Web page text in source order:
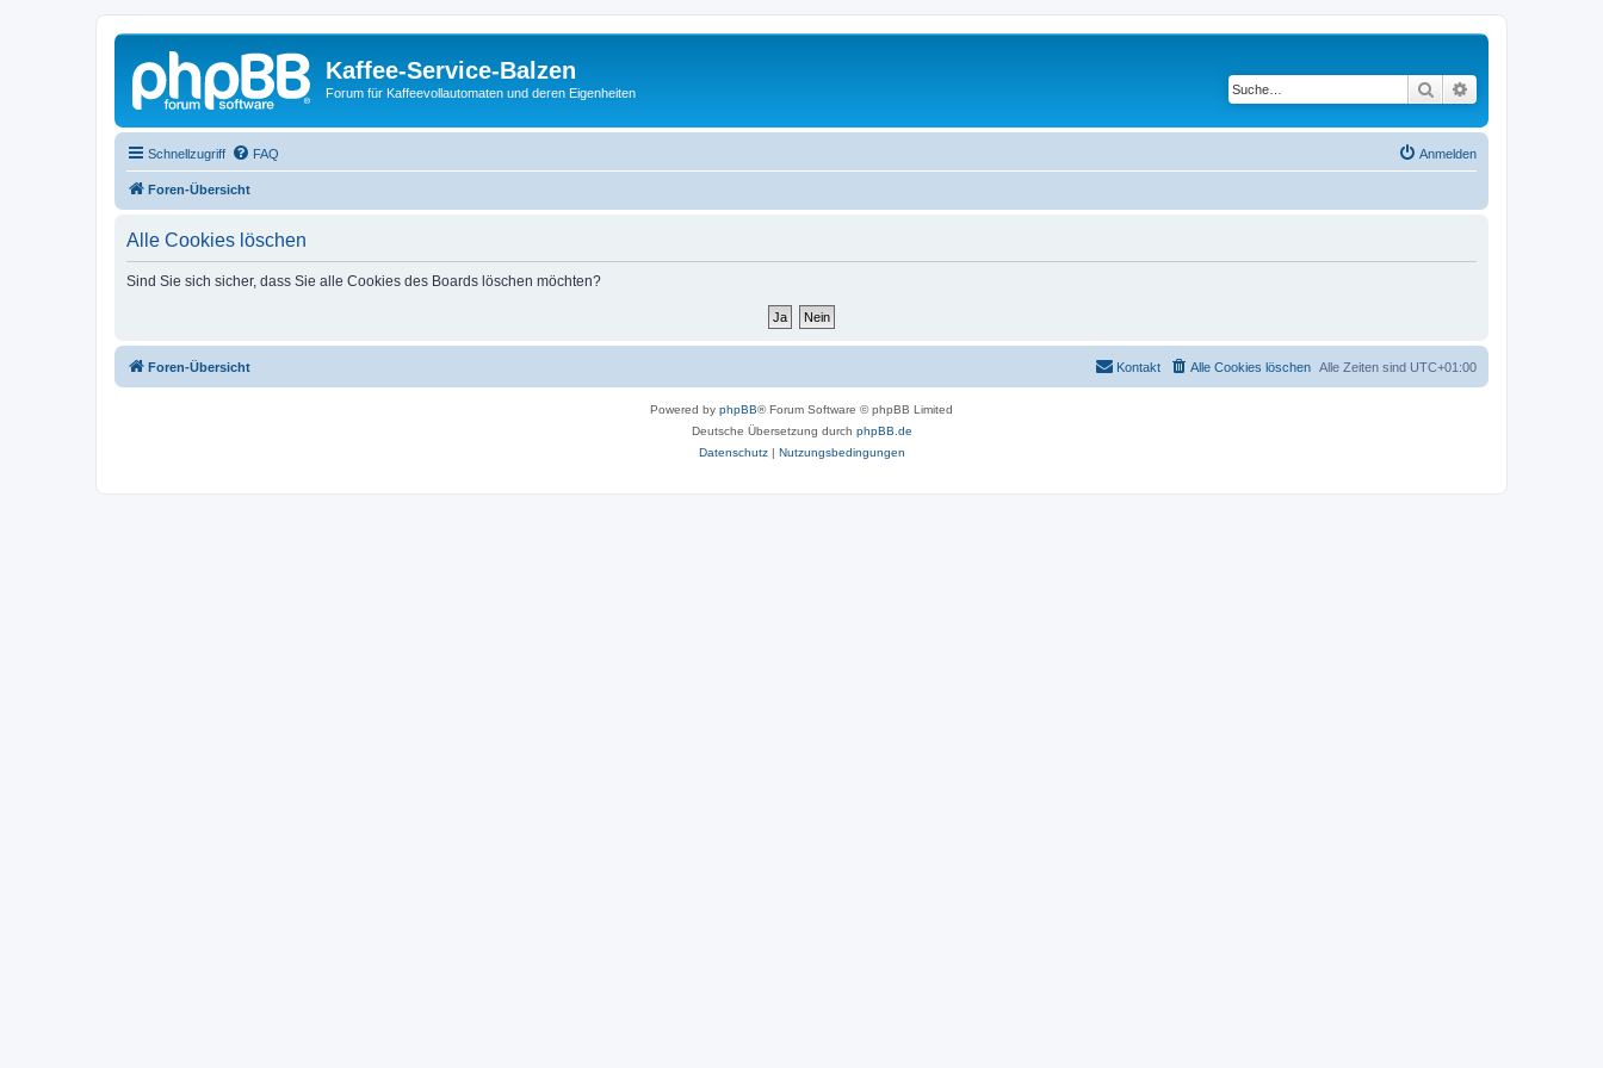
Kaffee-Service-Balzen
Forum für Kaffeevollautomaten und deren Eigenheiten Suche
Schnellzugriff FAQ Anmelden
Foren-Übersicht
Alle Cookies löschen
Sind Sie sich sicher, dass Sie alle Cookies des Boards löschen möchten?
Foren-Übersicht Alle Zeiten sind UTC+01:00
Alle Cookies löschen
Kontakt
Powered by phpBB® Forum Software © phpBB Limited
Deutsche Übersetzung durch phpBB.de
Datenschutz| Nutzungsbedingungen